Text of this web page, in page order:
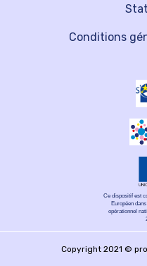
Conditions
Ce dispositif est
Européen
opérationnel
Copyright 2021 ©